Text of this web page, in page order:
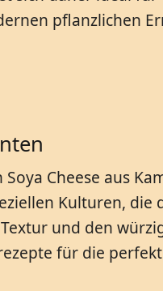
pflanzlichen
Cheese aus
Kulturen, die
und den
für die